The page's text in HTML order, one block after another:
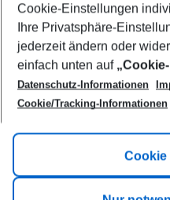
Footer
Footer navigation
Title A
Link A
Cookie-Einstellungen
Ihre Privatsphäre-
jederzeit ändern oder
einfach unten auf
Datenschutz-Informationen
Cookie/Tracking-Informationen
Cookie